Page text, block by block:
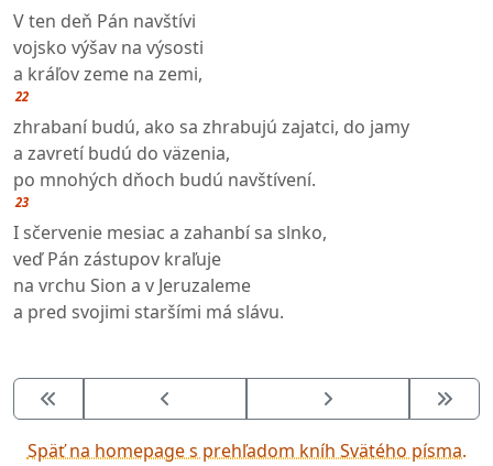
V ten deň Pán navštívi
vojsko výšav na výsosti
a kráľov zeme na zemi,
22
zhrabaní budú, ako sa zhrabujú zajatci, do jamy
a zavretí budú do väzenia,
po mnohých dňoch budú navštívení.
23
I sčervenie mesiac a zahanbí sa slnko,
veď Pán zástupov kraľuje
na vrchu Sion a v Jeruzaleme
a pred svojimi staršími má slávu.
Späť na homepage s prehľadom kníh Svätého písma.